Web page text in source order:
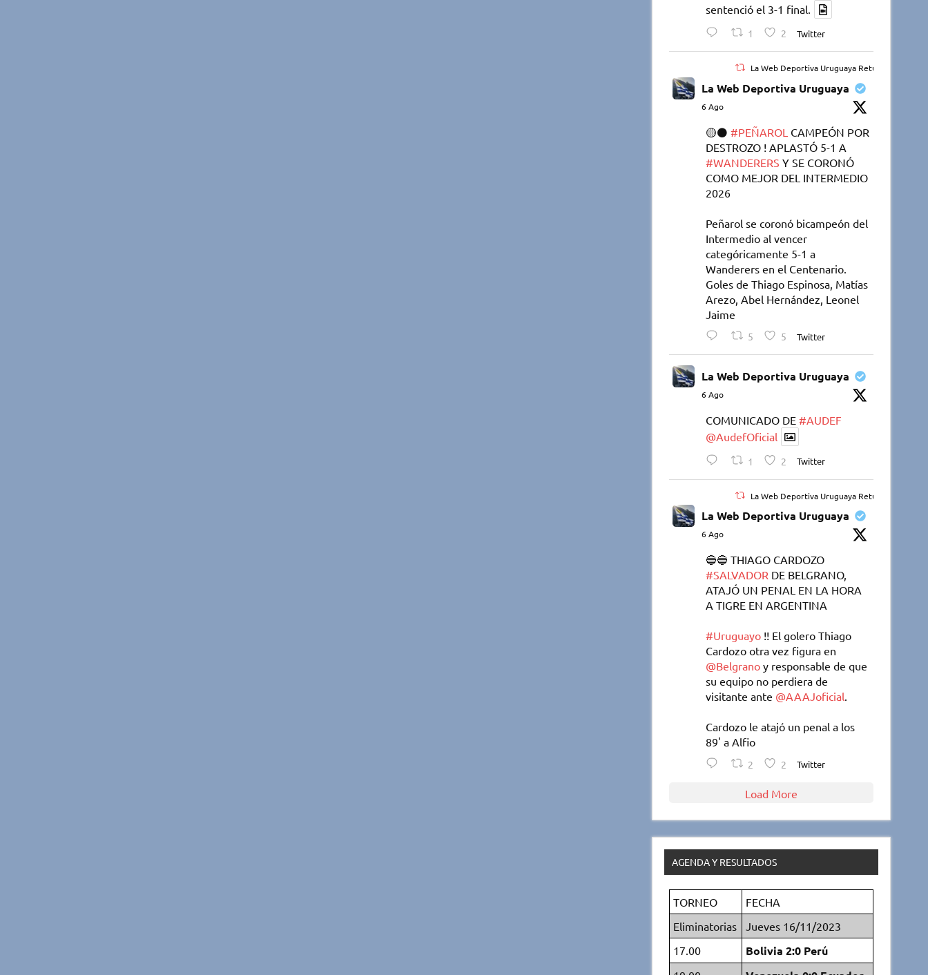
sentenció el 3-1 final.
1 2 Twitter
La Web Deportiva Uruguaya Retuiteado
La Web Deportiva Uruguaya
6 Ago
🟡⚫️#PEÑAROL CAMPEÓN POR
DESTROZO ! APLASTÓ 5-1 A
#WANDERERS Y SE CORONÓ
COMO MEJOR DEL INTERMEDIO
2026
Peñarol se coronó bicampeón del
Intermedio al vencer
categóricamente 5-1 a
Wanderers en el Centenario.
Goles de Thiago Espinosa, Matías
Arezo, Abel Hernández, Leonel
Jaime
5 5 Twitter
La Web Deportiva Uruguaya
6 Ago
COMUNICADO DE#AUDEF
@AudefOficial
1 2 Twitter
La Web Deportiva Uruguaya Retuiteado
La Web Deportiva Uruguaya
6 Ago
🔵🔵 THIAGO CARDOZO
#SALVADOR DE BELGRANO,
ATAJÓ UN PENAL EN LA HORA
A TIGRE EN ARGENTINA
#Uruguayo !! El golero Thiago
Cardozo otra vez figura en
@Belgrano y responsable de que
su equipo no perdiera de
visitante ante @AAAJoficial.
Cardozo le atajó un penal a los
89' a Alfio
2 2 Twitter
Load More
AGENDA Y RESULTADOS
TORNEO
FECHA
Eliminatorias
Jueves 16/11/2023
17.00
Bolivia 2:0 Perú